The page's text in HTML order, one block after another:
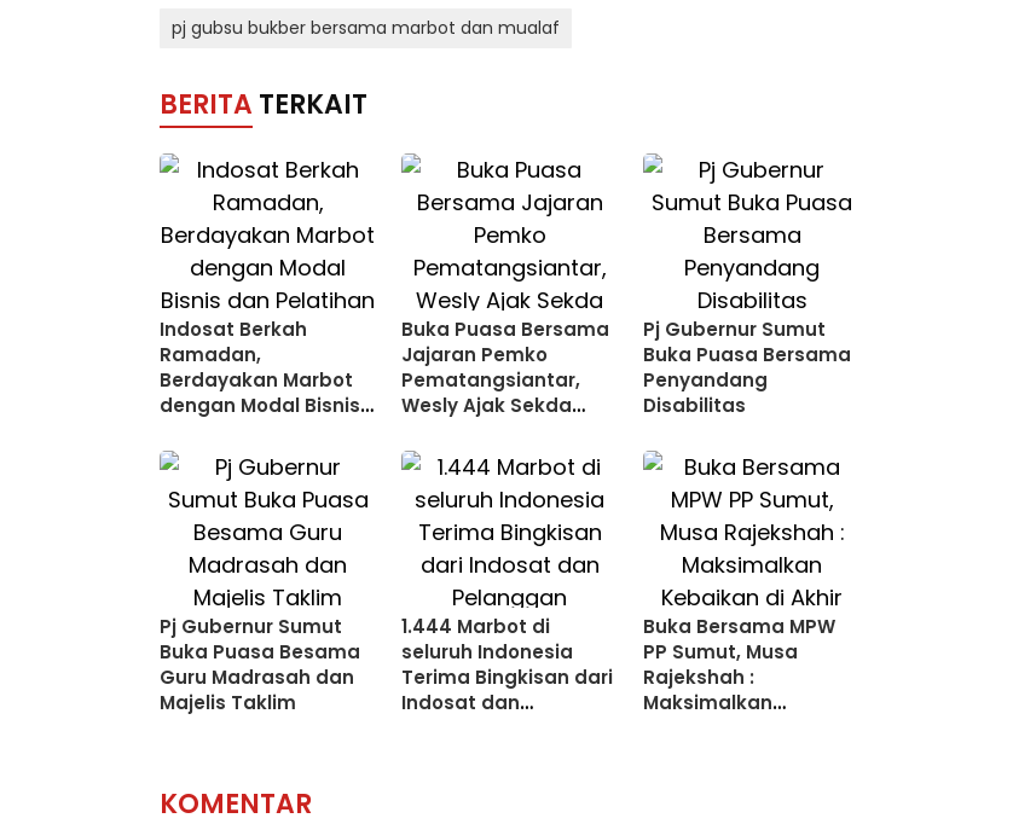
pj gubsu bukber bersama marbot dan mualaf
BERITA TERKAIT
Indosat Berkah
Ramadan,
Berdayakan Marbot
dengan Modal Bisnis
Kewirausahaan
Buka Puasa Bersama
Jajaran Pemko
Pematangsiantar,
Wesly Ajak Sekda
Dukung
Pj Gubernur Sumut
Buka Puasa Bersama
Penyandang
Disabilitas
Pj Gubernur Sumut
Buka Puasa Besama
Guru Madrasah dan
Majelis Taklim
1.444 Marbot di
seluruh Indonesia
Terima Bingkisan dari
Indosat dan
Buka Bersama MPW
PP Sumut, Musa
Rajekshah :
Maksimalkan
KOMENTAR